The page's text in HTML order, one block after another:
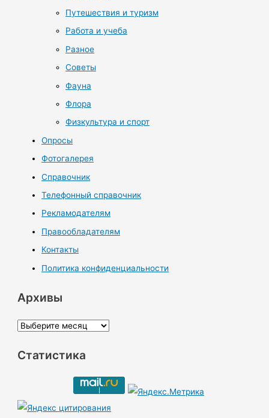
Путешествия и туризм
Работа и учеба
Разное
Советы
Фауна
Флора
Физкультура и спорт
Опросы
Фотогалерея
Справочник
Телефонный справочник
Рекламодателям
Правообладателям
Контакты
Политика конфиденциальности
Архивы
А
х
ы
Статистика